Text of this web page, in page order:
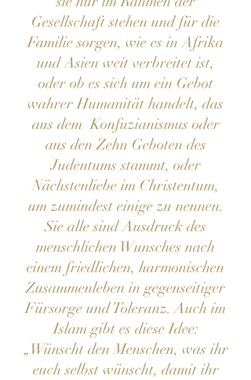
Gesellschaft stehen und für die
Familie sorgen, wie es in Afrika
und Asien weit verbreitet ist,
oder ob es sich um ein Gebot
wahrer Humanität handelt, das
aus dem Konfuzianismus oder
aus den Zehn Geboten des
Judentums stammt, oder
Nächstenliebe im Christentum,
um zumindest einige zu nennen.
Sie alle sind Ausdruck des
menschlichen Wunsches nach
einem friedlichen, harmonischen
Zusammenleben in gegenseitiger
Fürsorge und Toleranz. Auch im
Islam gibt es diese Idee:
„Wünscht den Menschen, was ihr
euch selbst wünscht, damit ihr